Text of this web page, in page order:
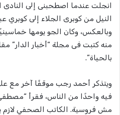
انجلت عندما اصطحبنى إلى
النيل من كوبرى الجلاء إلى كوبري
وبالعكس، وكان الجو يومها
منه كتبت فى مجلة “أخبار الدار”
بالحياة”.
ويتذكر أحمد رجب موقفًا آخر مع
فيه واحدًا من الناس، فقرأ
مش فروسية. الكاتب الصحفي لازم